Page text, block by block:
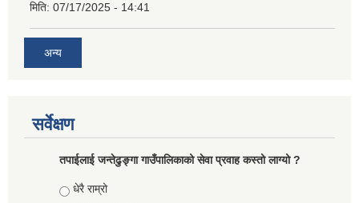
मिति: 07/17/2025 - 14:41
अन्य
सर्वेक्षण
तपाईलाई जन्तेढुङ्गा गाउँपालिकाको सेवा प्रवाह कस्तो लाग्यो ?
Choices
धेरै राम्रो